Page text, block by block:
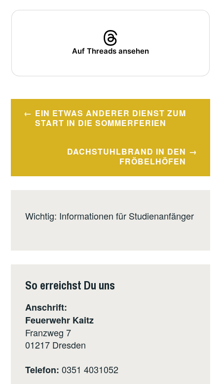
Auf Threads ansehen
HERVORGEHOBEN
Beitragsnavigation
EIN ETWAS ANDERER DIENST ZUM
START IN DIE SOMMERFERIEN
DACHSTUHLBRAND IN DEN
FRÖBELHÖFEN
Wichtig: Informationen für Studienanfänger
So erreichst Du uns
Anschrift:
Feuerwehr Kaitz
Franzweg 7
01217 Dresden
Telefon:0351 4031052